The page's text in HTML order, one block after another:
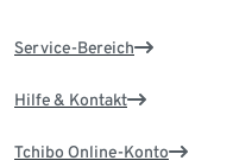
Service-Bereich
Hilfe & Kontakt
Tchibo Online-Konto